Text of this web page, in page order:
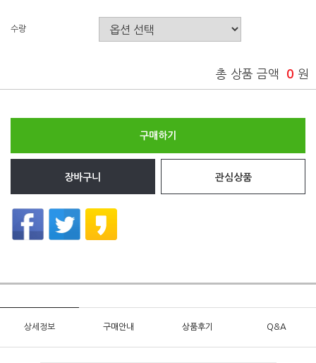
수량
총 상품 금액 0 원
구매하기
관심상품
장바구니
상세정보 구매안내 상품후기 Q&A